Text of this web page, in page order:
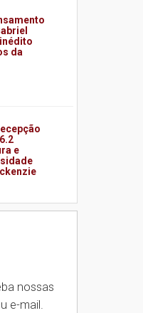
da
e
do
nossas
e-mail.